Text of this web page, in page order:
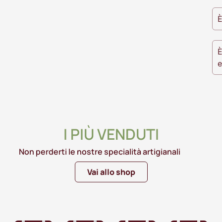
I PIÙ VENDUTI
Vai allo shop
Non perderti le nostre specialità artigianali